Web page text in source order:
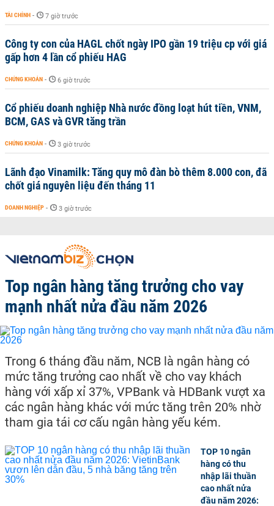
TÀI CHÍNH - 7 giờ trước
Công ty con của HAGL chốt ngày IPO gần 19 triệu cp với giá
gấp hơn 4 lần cổ phiếu HAG
CHỨNG KHOÁN - 6 giờ trước
Cổ phiếu doanh nghiệp Nhà nước đồng loạt hút tiền, VNM,
BCM, GAS và GVR tăng trần
CHỨNG KHOÁN - 3 giờ trước
Lãnh đạo Vinamilk: Tăng quy mô đàn bò thêm 8.000 con, đã
chốt giá nguyên liệu đến tháng 11
DOANH NGHIỆP - 3 giờ trước
Top ngân hàng tăng trưởng cho vay
mạnh nhất nửa đầu năm 2026
Trong 6 tháng đầu năm, NCB là ngân hàng có
mức tăng trưởng cao nhất về cho vay khách
hàng với xấp xỉ 37%, VPBank và HDBank vượt xa
các ngân hàng khác với mức tăng trên 20% nhờ
tham gia tái cơ cấu ngân hàng yếu kém.
TOP 10 ngân
hàng có thu
nhập lãi thuần
cao nhất nửa
đầu năm 2026: